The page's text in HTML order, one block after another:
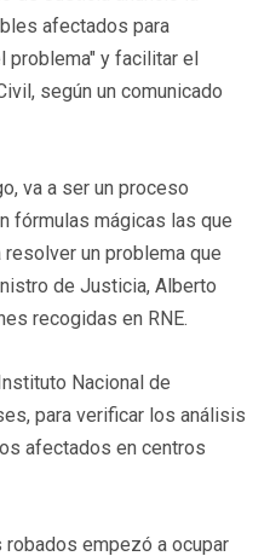
afectados para
problema" y facilitar el
según un comunicado
va a ser un proceso
fórmulas mágicas las que
un problema que
de Justicia, Alberto
recogidas en RNE.
Nacional de
para verificar los análisis
afectados en centros
empezó a ocupar